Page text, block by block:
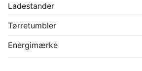
Ladestander
Tørretumbler
Energimærke